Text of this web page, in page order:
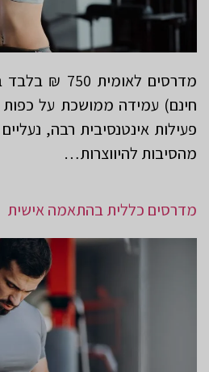
חינם) עמידה ממושכת על כפות
פעילות אינטנסיבית רבה,
מהסיבות להיווצרות…
מדרסים כללית בהתאמה אישית